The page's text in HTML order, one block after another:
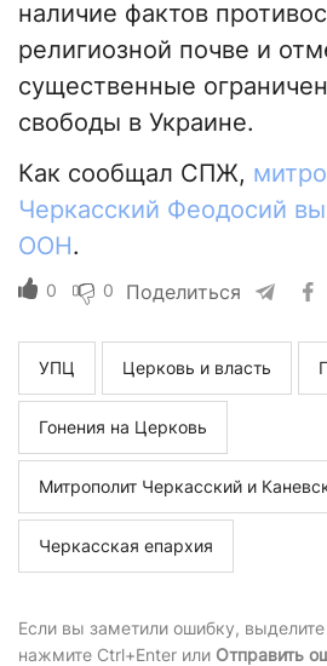
наличие фактов
религиозной почве и
существенные
свободы в Украине.
Как сообщал СПЖ,
Черкасский Феодосий
ООН.
0 0 Поделиться
УПЦ Церковь и власть
Гонения на Церковь
Митрополит Черкасский и
Черкасская епархия
Если вы заметили ошибку,
нажмите Ctrl+Enter или Отправить